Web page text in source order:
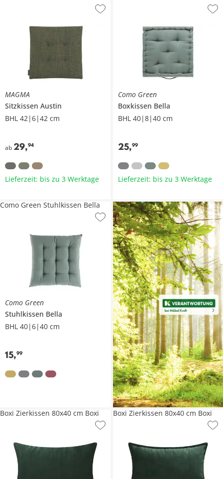
MAGMA
Sitzkissen Austin
BHL 42|6|42 cm
ab 29,94
Lieferzeit: bis zu 3 Werktage
Como Green
Boxkissen Bella
BHL 40|8|40 cm
25,99
Lieferzeit: bis zu 3 Werktage
Como Green
Stuhlkissen Bella
BHL 40|6|40 cm
15,99
Como Green Stuhlkissen Bella
Boxi Zierkissen 80x40 cm Boxi Boxi Zierkissen 80x40 cm Boxi